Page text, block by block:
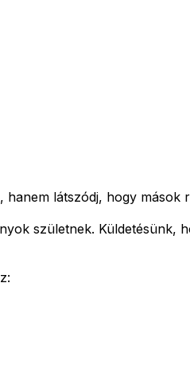
hanem látszódj, hogy mások
születnek. Küldetésünk,